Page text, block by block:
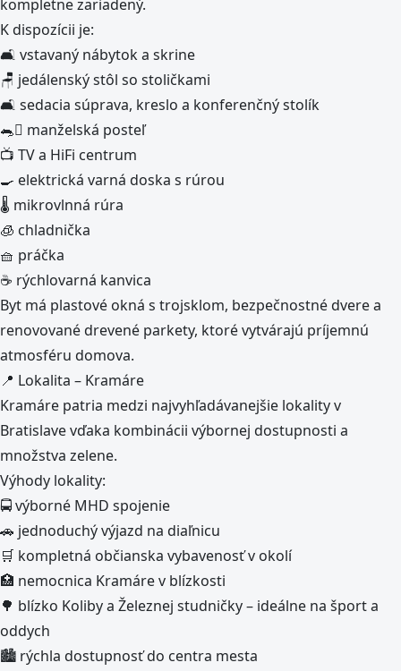
kompletne zariadený.
K dispozícii je:
🛋️ vstavaný nábytok a skrine
🪑 jedálenský stôl so stoličkami
🛋️ sedacia súprava, kreslo a konferenčný stolík
🐀󃸏 manželská posteľ
📺 TV a HiFi centrum
🍳 elektrická varná doska s rúrou
🌡️ mikrovlnná rúra
🧊 chladnička
🧺 práčka
☕ rýchlovarná kanvica
Byt má plastové okná s trojsklom, bezpečnostné dvere a
renovované drevené parkety, ktoré vytvárajú príjemnú
atmosféru domova.
📍 Lokalita – Kramáre
Kramáre patria medzi najvyhľadávanejšie lokality v
Bratislave vďaka kombinácii výbornej dostupnosti a
množstva zelene.
Výhody lokality:
🚍 výborné MHD spojenie
🚗 jednoduchý výjazd na diaľnicu
🛒 kompletná občianska vybavenosť v okolí
🏥 nemocnica Kramáre v blízkosti
🌳 blízko Koliby a Železnej studničky – ideálne na šport a
oddych
🏙️ rýchla dostupnosť do centra mesta